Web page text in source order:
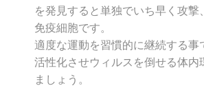
を発見すると単独でいち早く攻撃
免疫細胞です。
適度な運動を習慣的に継続する事
活性化させウィルスを倒せる体内
ましょう。